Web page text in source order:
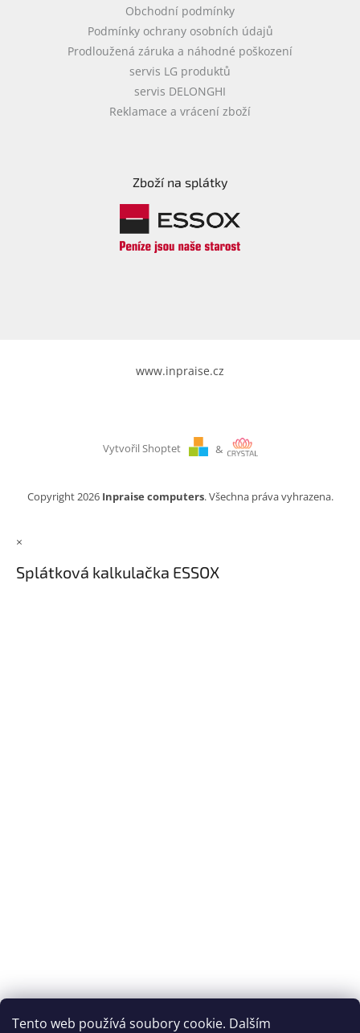
Tento web používá soubory cookie. Dalším
Obchodní podmínky
Podmínky ochrany osobních údajů
Prodloužená záruka a náhodné poškození
servis LG produktů
servis DELONGHI
Reklamace a vrácení zboží
Zboží na splátky
www.inpraise.cz
Vytvořil Shoptet &
Copyright 2026 Inpraise computers. Všechna práva vyhrazena.
×
Splátková kalkulačka ESSOX